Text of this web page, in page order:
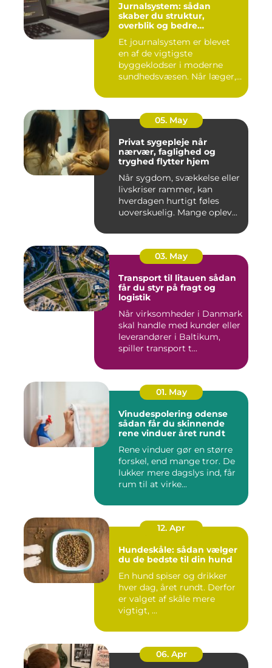
Jurnalsystem: sådan
skaber du struktur,
overblik og bedre
Et journalsystem er blevet
en af de vigtigste
byggeklodser i moderne
sundhedsvæsen. Når læger,
05. May
Privat sygepleje når
nærvær, faglighed og
tryghed flytter hjem
Når sygdom, svækkelse eller
livskriser rammer, kan
hverdagen hurtigt føles
uoverskuelig. Mange oplev...
03. May
Transport til litauen sådan
får du styr på fragt og
logistik
Når virksomheder i Danmark
skal handle med kunder eller
leverandører i Baltikum,
spiller transport t...
01. May
Vinudespolering odense
sådan får du skinnende
rene vinduer året rundt
Rene vinduer gør en større
forskel, end mange tror. De
lukker mere dagslys ind, får
rum til at virke...
12. Apr
Hundeskåle: sådan vælger
du de bedste til din hund
En hund spiser og drikker
hver dag, året rundt. Derfor
er valget af skåle mere
vigtigt, ...
06. Apr